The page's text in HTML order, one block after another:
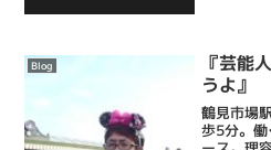
いただき
Blog
『芸能
うよ』
鶴見市場
歩5分。